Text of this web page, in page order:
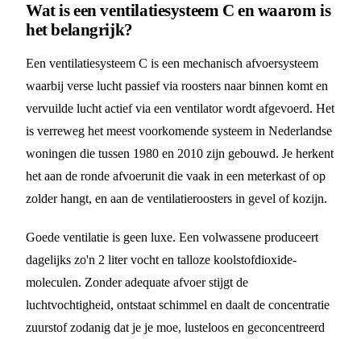
Wat is een ventilatiesysteem C en waarom is
het belangrijk?
Een ventilatiesysteem C is een mechanisch afvoersysteem
waarbij verse lucht passief via roosters naar binnen komt en
vervuilde lucht actief via een ventilator wordt afgevoerd. Het
is verreweg het meest voorkomende systeem in Nederlandse
woningen die tussen 1980 en 2010 zijn gebouwd. Je herkent
het aan de ronde afvoerunit die vaak in een meterkast of op
zolder hangt, en aan de ventilatieroosters in gevel of kozijn.
Goede ventilatie is geen luxe. Een volwassene produceert
dagelijks zo'n 2 liter vocht en talloze koolstofdioxide-
moleculen. Zonder adequate afvoer stijgt de
luchtvochtigheid, ontstaat schimmel en daalt de concentratie
zuurstof zodanig dat je je moe, lusteloos en geconcentreerd